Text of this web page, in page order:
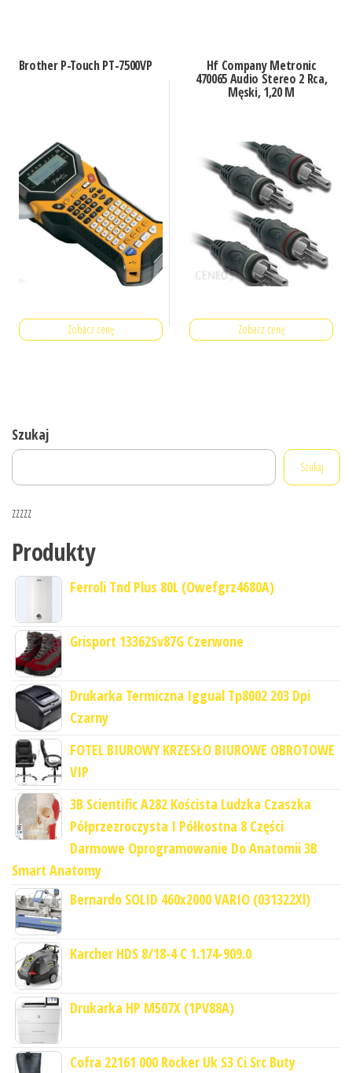
Brother P-Touch PT-7500VP
Zobacz cenę
Hf Company Metronic
470065 Audio Stereo 2 Rca,
Męski, 1,20 M
Zobacz cenę
Szukaj
Szukaj
zzzzz
Produkty
Ferroli Tnd Plus 80L (Owefgrz4680A)
Grisport 13362Sv87G Czerwone
Drukarka Termiczna Iggual Tp8002 203 Dpi
Czarny
FOTEL BIUROWY KRZESŁO BIUROWE OBROTOWE
VIP
3B Scientific A282 Koścista Ludzka Czaszka
Półprzezroczysta I Półkostna 8 Części
Darmowe Oprogramowanie Do Anatomii 3B
Smart Anatomy
Bernardo SOLID 460x2000 VARIO (031322Xl)
Karcher HDS 8/18-4 C 1.174-909.0
Drukarka HP M507X (1PV88A)
Cofra 22161 000 Rocker Uk S3 Ci Src Buty